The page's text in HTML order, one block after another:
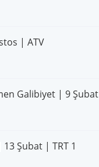
| ATV
Galibiyet | 9 Şubat
Şubat | TRT 1